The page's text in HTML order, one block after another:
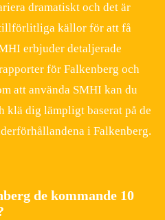
dramatiskt och det är
källor för att få
erbjuder detaljerade
för Falkenberg och
att använda SMHI kan du
klä dig lämpligt baserat på de
i Falkenberg.
de kommande 10